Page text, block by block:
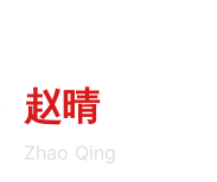
赵晴
Zhao Qing